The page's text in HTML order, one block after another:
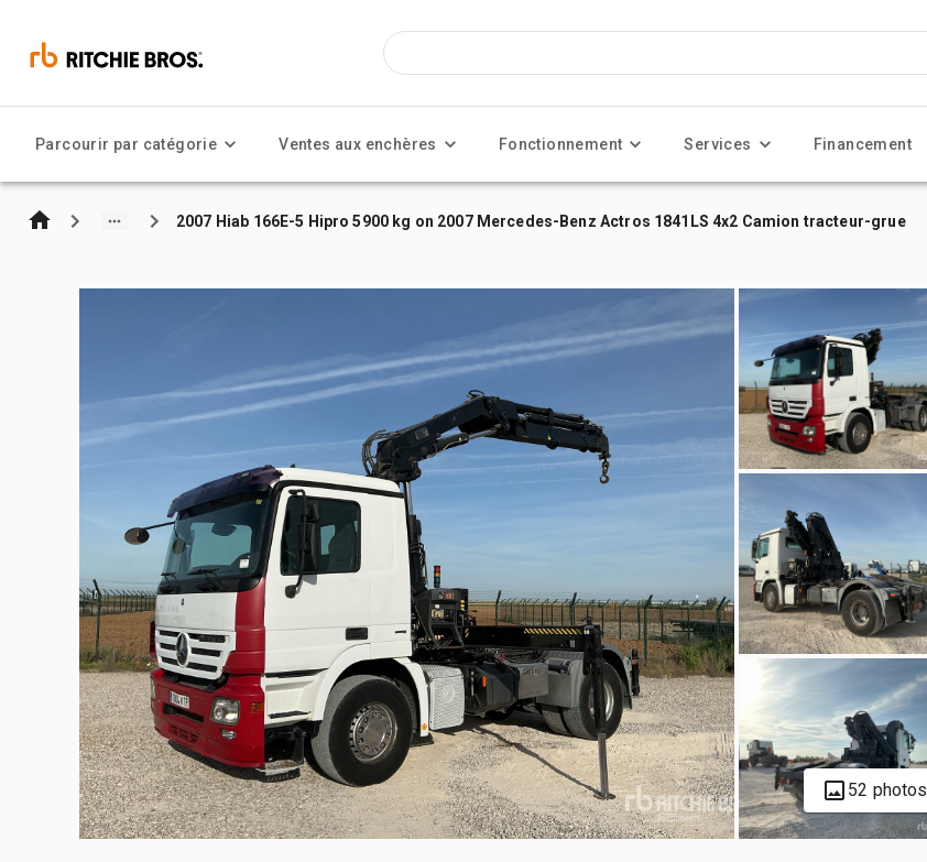
Parcourir par catégorie Ventes aux enchères Fonctionnement Services Financement
2007 Hiab 166E-5 Hipro 5900 kg on 2007 Mercedes-Benz Actros 1841LS 4x2 Camion tracteur-grue
52 photos